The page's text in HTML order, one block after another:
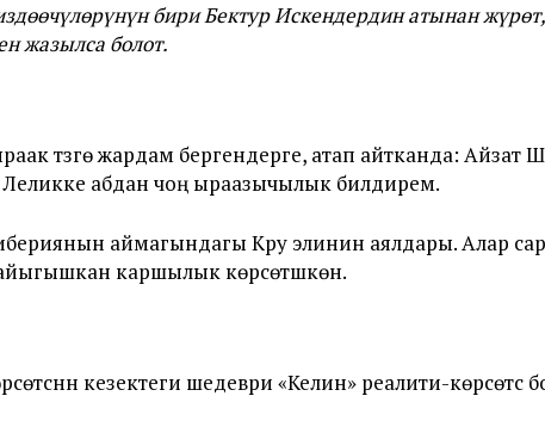
бири Бектур Искендердин атынан
жазылса болот.
түзүүгө жардам бергендерге, атап айтканда:
абдан чоң ыраазычылык билдирем.
аймагындагы Кру элинин аялдары. Алар
каршылык көрсөтүшкөн.
кезектеги шедеври «Келин» реалити-көрсөтүүсү